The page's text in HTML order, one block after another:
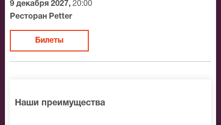
9 декабря 2027, 20:00
Ресторан Petter
Билеты
Наши преимущества